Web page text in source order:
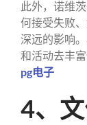
此外，诺维
何接受失败
深远的影响
和活动去丰富
pg电子
4、